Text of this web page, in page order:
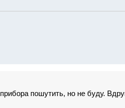
пошутить, но не буду.